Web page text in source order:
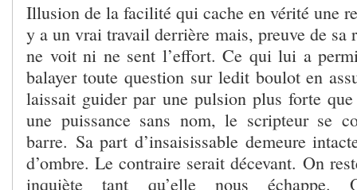
Illusion de la facilité qui cache en vérité une
y a un vrai travail derrière mais, preuve de sa
ne voit ni ne sent l’effort. Ce qui lui a
balayer toute question sur ledit boulot en
laissait guider par une pulsion plus forte
une puissance sans nom, le scripteur se
barre. Sa part d’insaisissable demeure
d’ombre. Le contraire serait décevant. On
inquiète tant qu’elle nous échappe.